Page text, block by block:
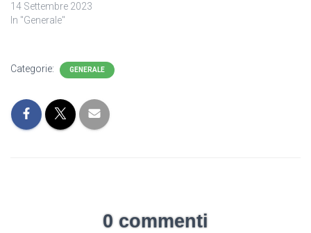
14 Settembre 2023
In "Generale"
Categorie: GENERALE
0 commenti